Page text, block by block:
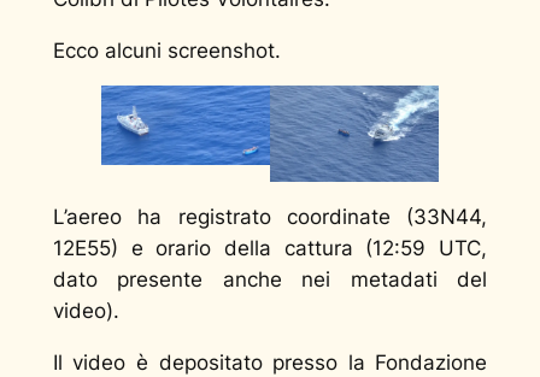
Ecco alcuni screenshot.
L’aereo ha registrato coordinate (33N44,
12E55) e orario della cattura (12:59 UTC,
dato presente anche nei metadati del
video).
Il video è depositato presso la Fondazione